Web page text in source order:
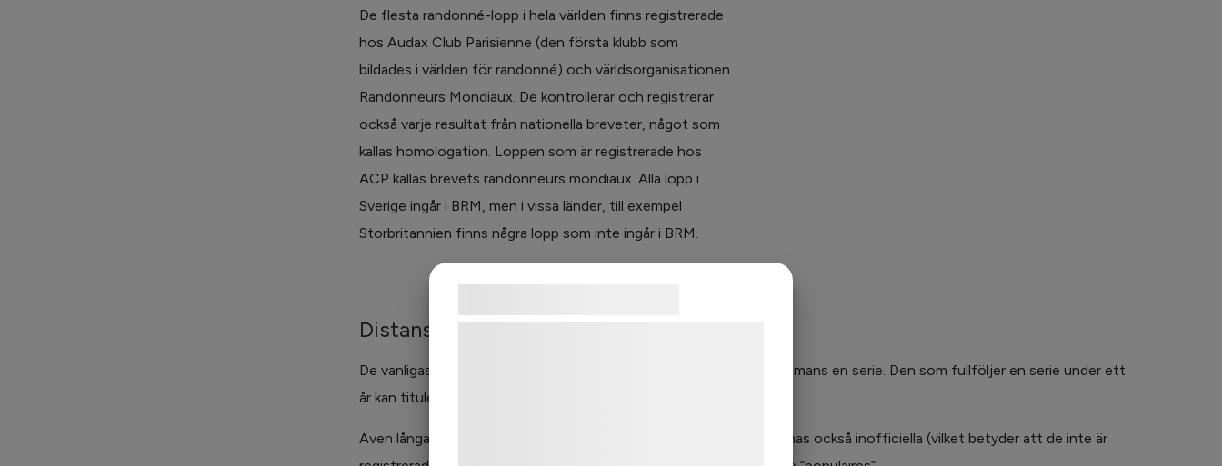
De flesta randonné-lopp i hela världen finns registrerade
hos Audax Club Parisienne (den första klubb som
bildades i världen för randonné) och världsorganisationen
Randonneurs Mondiaux. De kontrollerar och registrerar
också varje resultat från nationella breveter, något som
kallas homologation. Loppen som är registrerade hos
ACP kallas brevets randonneurs mondiaux. Alla lopp i
Sverige ingår i BRM, men i vissa länder, till exempel
Storbritannien finns några lopp som inte ingår i BRM.
Distanser
De vanligaste distanserna är 20, 30, 40 och 60 mil. De utgör tillsammans en serie. Den som fullföljer en serie under ett
år kan titulera sig Super randonneur.
Även långa distanser på 100 mil ordnas av några klubbar. Ibland ordnas också inofficiella (vilket betyder att de inte är